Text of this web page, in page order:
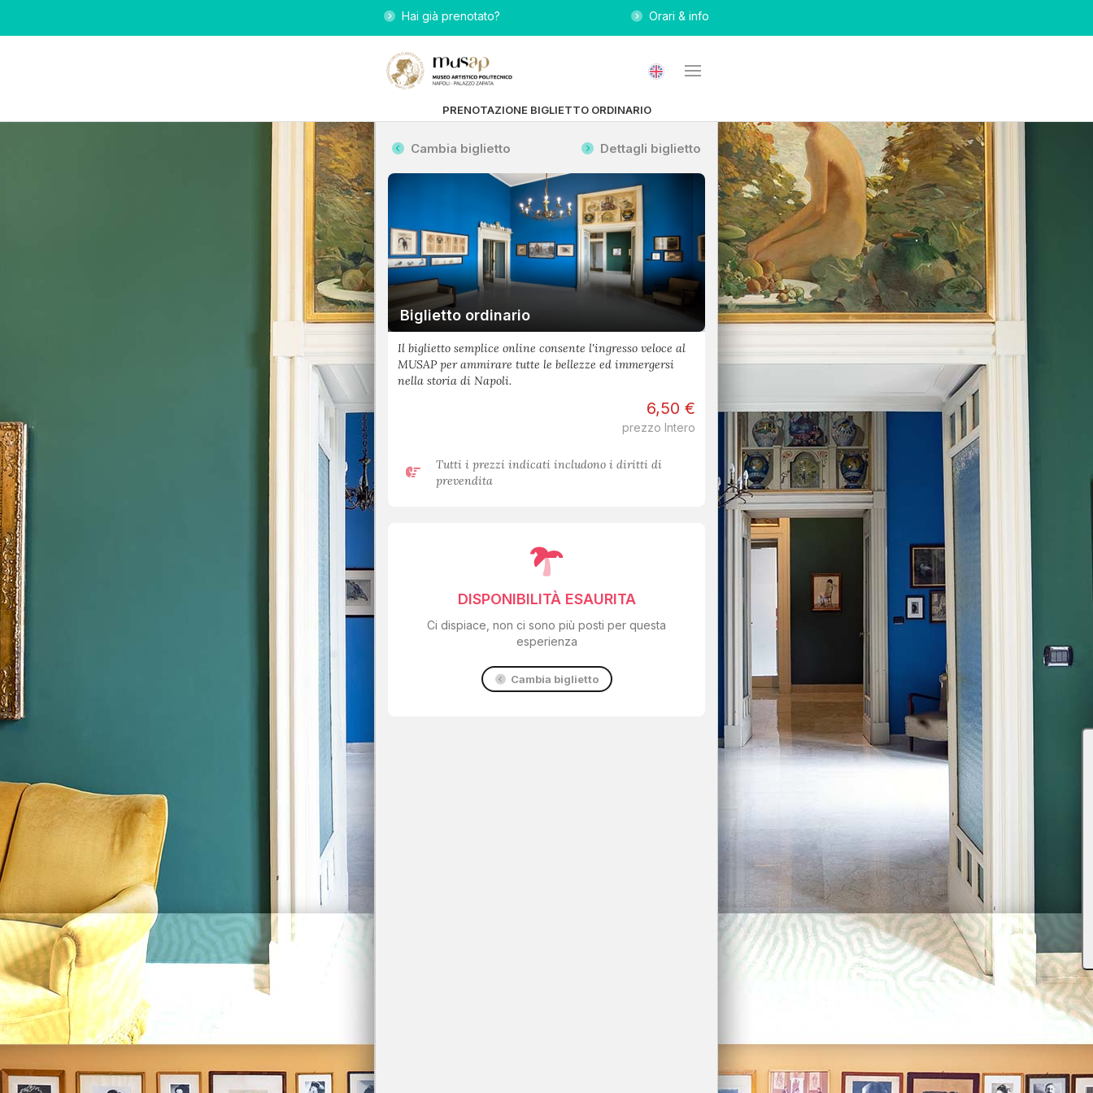
Hai già prenotato? Orari & info
PRENOTAZIONE BIGLIETTO ORDINARIO
Cambia biglietto Dettagli biglietto
Biglietto ordinario
Il biglietto semplice online consente l'ingresso veloce al
MUSAP per ammirare tutte le bellezze ed immergersi
nella storia di Napoli.
6,50 €
prezzo Intero
Tutti i prezzi indicati includono i diritti di
prevendita
DISPONIBILITÀ ESAURITA
Ci dispiace, non ci sono più posti per questa
esperienza
Cambia biglietto